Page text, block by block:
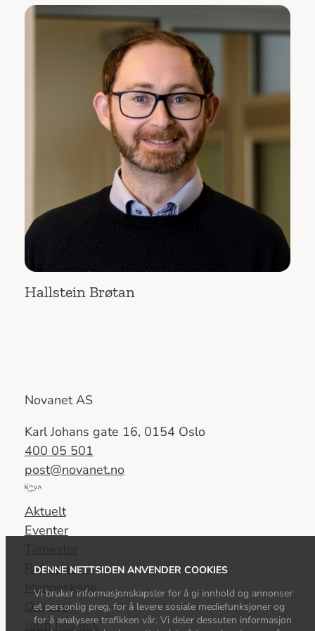
DENNE NETTSIDEN ANVENDER COOKIES
Vi bruker informasjonskapsler for å gi innhold og annonser
et personlig preg, for å levere sosiale mediefunksjoner og
for å analysere trafikken vår. Vi deler dessuten informasjon
Hallstein Brøtan
Novanet AS
Karl Johans gate 16, 0154 Oslo
400 05 501
post@novanet.no
Del
av
Nova
Group
Aktuelt
Eventer
Referanser
Menneskene
Om oss
Jobb hos oss